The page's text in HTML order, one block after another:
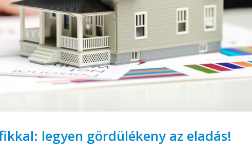
legyen gördülékeny az eladás!